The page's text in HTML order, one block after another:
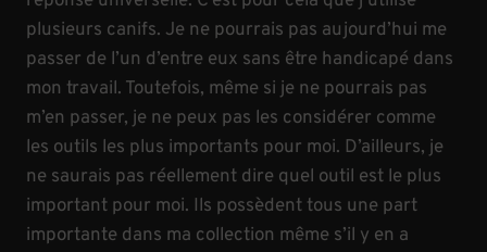
plusieurs canifs. Je ne pourrais pas aujourd’hui me
passer de l’un d’entre eux sans être handicapé dans
mon travail. Toutefois, même si je ne pourrais pas
m’en passer, je ne peux pas les considérer comme
les outils les plus importants pour moi. D’ailleurs, je
ne saurais pas réellement dire quel outil est le plus
important pour moi. Ils possèdent tous une part
importante dans ma collection même s’il y en a